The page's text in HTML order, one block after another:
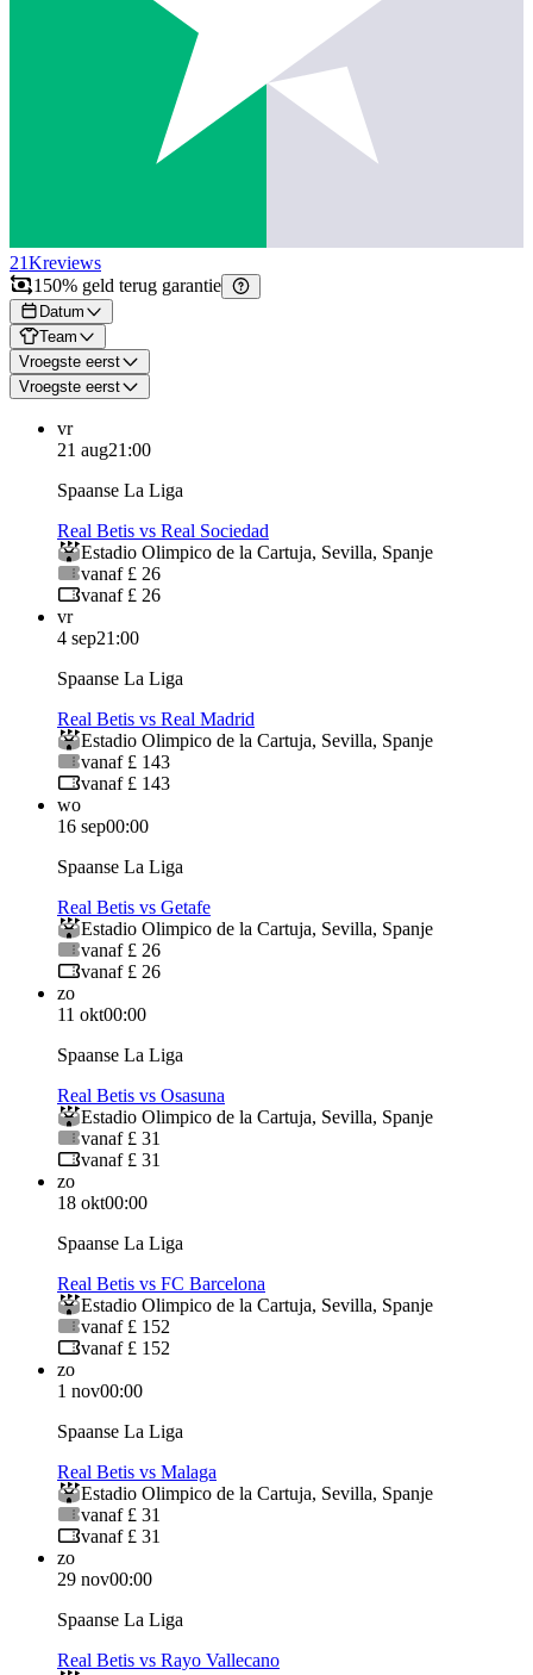
21Kreviews
150% geld terug garantie
Datum
Team
Vroegste eerst
Vroegste eerst
vr
21 aug21:00
Spaanse La Liga
Real Betis vs Real Sociedad
Estadio Olimpico de la Cartuja, Sevilla, Spanje
vanaf £ 26
vanaf £ 26
vr
4 sep21:00
Spaanse La Liga
Real Betis vs Real Madrid
Estadio Olimpico de la Cartuja, Sevilla, Spanje
vanaf £ 143
vanaf £ 143
wo
16 sep00:00
Spaanse La Liga
Real Betis vs Getafe
Estadio Olimpico de la Cartuja, Sevilla, Spanje
vanaf £ 26
vanaf £ 26
zo
11 okt00:00
Spaanse La Liga
Real Betis vs Osasuna
Estadio Olimpico de la Cartuja, Sevilla, Spanje
vanaf £ 31
vanaf £ 31
zo
18 okt00:00
Spaanse La Liga
Real Betis vs FC Barcelona
Estadio Olimpico de la Cartuja, Sevilla, Spanje
vanaf £ 152
vanaf £ 152
zo
1 nov00:00
Spaanse La Liga
Real Betis vs Malaga
Estadio Olimpico de la Cartuja, Sevilla, Spanje
vanaf £ 31
vanaf £ 31
zo
29 nov00:00
Spaanse La Liga
Real Betis vs Rayo Vallecano